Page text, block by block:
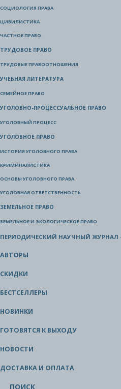
СОЦИОЛОГИЯ ПРАВА
ЦИВИЛИСТИКА
ЧАСТНОЕ ПРАВО
ТРУДОВОЕ ПРАВО
ТРУДОВЫЕ ПРАВООТНОШЕНИЯ
УЧЕБНАЯ ЛИТЕРАТУРА
СЕМЕЙНОЕ ПРАВО
УГОЛОВНО-ПРОЦЕССУАЛЬНОЕ ПРАВО
УГОЛОВНЫЙ ПРОЦЕСС
УГОЛОВНОЕ ПРАВО
ИСТОРИЯ УГОЛОВНОГО ПРАВА
КРИМИНАЛИСТИКА
ОСНОВЫ УГОЛОВНОГО ПРАВА
УГОЛОВНАЯ ОТВЕТСТВЕННОСТЬ
ЗЕМЕЛЬНОЕ ПРАВО
ЗЕМЕЛЬНОЕ И ЭКОЛОГИЧЕСКОЕ ПРАВО
ПЕРИОДИЧЕСКИЙ НАУЧНЫЙ ЖУРНАЛ
АВТОРЫ
СКИДКИ
БЕСТСЕЛЛЕРЫ
НОВИНКИ
ГОТОВЯТСЯ К ВЫХОДУ
НОВОСТИ
ДОСТАВКА И ОПЛАТА
ПОИСК